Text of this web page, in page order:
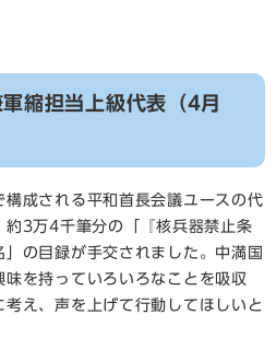
縮担当上級代表（4月
成される平和首長会議ユースの代
約3万4千筆分の「『核兵器禁止条
の目録が手交されました。中満国
を持っていろいろなことを吸収
考え、声を上げて行動してほしいと